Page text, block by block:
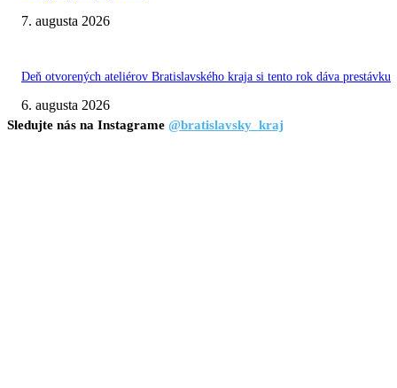
7. augusta 2026
Deň otvorených ateliérov Bratislavského kraja si tento rok dáva prestávku
6. augusta 2026
Sledujte nás na Instagrame @bratislavsky_kraj